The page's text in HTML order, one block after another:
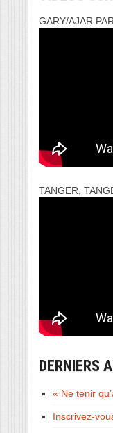
GARY/AJAR
TANGER,
DERNIERS
« Ne tenir
Inscrivez-